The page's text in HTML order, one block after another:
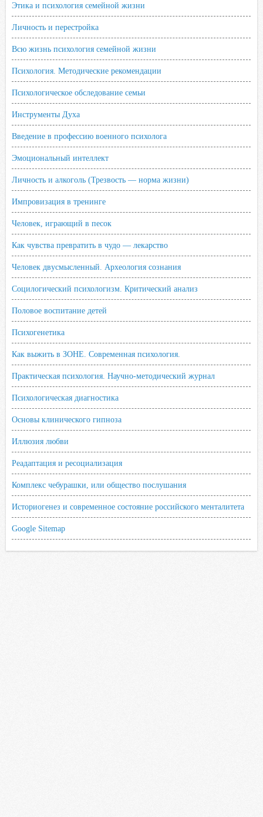
Этика и психология семейной жизни
Личность и перестройка
Всю жизнь психология семейной жизни
Психология. Методические рекомендации
Психологическое обследование семьи
Инструменты Духа
Введение в профессию военного психолога
Эмоциональный интеллект
Личность и алкоголь (Трезвость — норма жизни)
Импровизация в тренинге
Человек, играющий в песок
Как чувства превратить в чудо — лекарство
Человек двусмысленный. Археология сознания
Социлогический психологизм. Критический анализ
Половое воспитание детей
Психогенетика
Как выжить в ЗОНЕ. Современная психология.
Практическая психология. Научно-методический журнал
Психологическая диагностика
Основы клинического гипноза
Иллюзия любви
Реадаптация и ресоциализация
Комплекс чебурашки, или общество послушания
Историогенез и современное состояние российского менталитета
Google Sitemap